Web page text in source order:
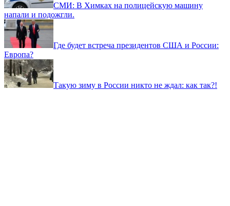
СМИ: В Химках на полицейскую машину
напали и подожгли.
Где будет встреча президентов США и России:
Европа?
Такую зиму в России никто не ждал: как так?!